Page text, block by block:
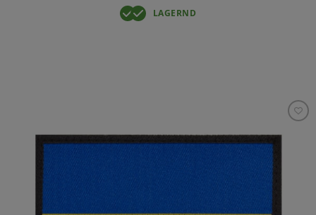
LAGERND